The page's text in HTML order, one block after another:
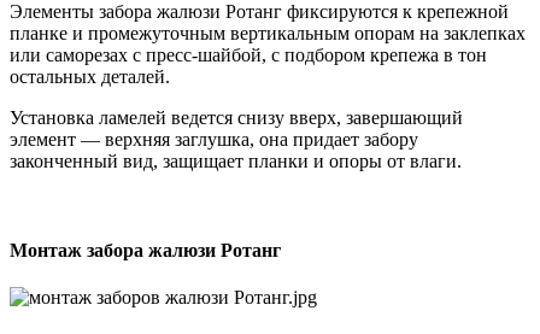
Элементы забора жалюзи Ротанг фиксируются к крепежной
планке и промежуточным вертикальным опорам на заклепках
или саморезах с пресс-шайбой, с подбором крепежа в тон
остальных деталей.
Установка ламелей ведется снизу вверх, завершающий
элемент — верхняя заглушка, она придает забору
законченный вид, защищает планки и опоры от влаги.
Монтаж забора жалюзи Ротанг